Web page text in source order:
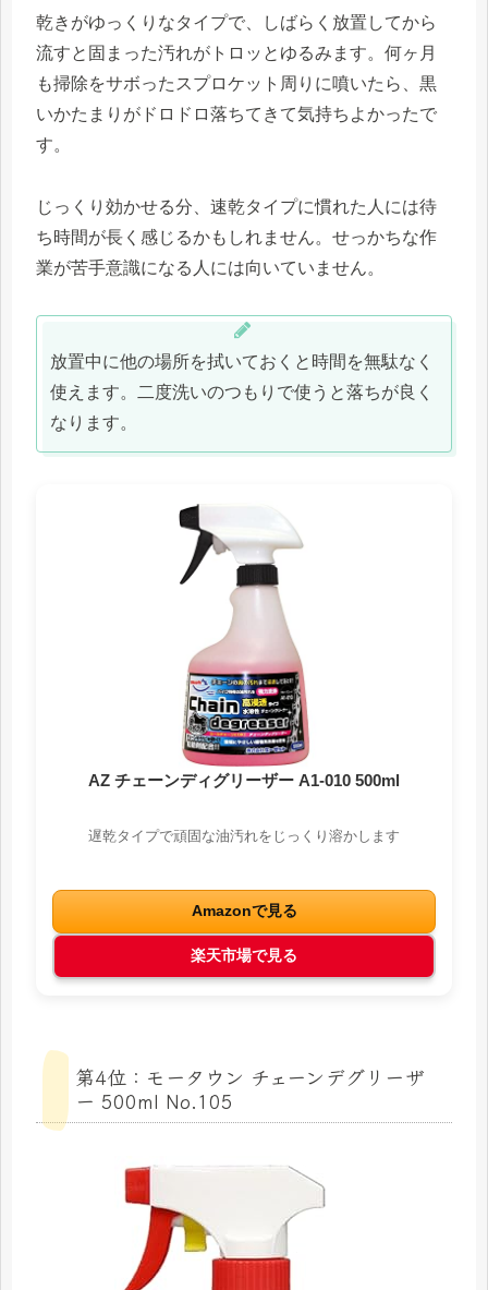
乾きがゆっくりなタイプで、しばらく放置してから
流すと固まった汚れがトロッとゆるみます。何ヶ月
も掃除をサボったスプロケット周りに噴いたら、黒
いかたまりがドロドロ落ちてきて気持ちよかったで
す。
じっくり効かせる分、速乾タイプに慣れた人には待
ち時間が長く感じるかもしれません。せっかちな作
業が苦手意識になる人には向いていません。
放置中に他の場所を拭いておくと時間を無駄なく
使えます。二度洗いのつもりで使うと落ちが良く
なります。
AZ チェーンディグリーザー A1-010 500ml
遅乾タイプで頑固な油汚れをじっくり溶かします
Amazonで見る
楽天市場で見る
第4位：モータウン チェーンデグリーザ
ー 500ml No.105